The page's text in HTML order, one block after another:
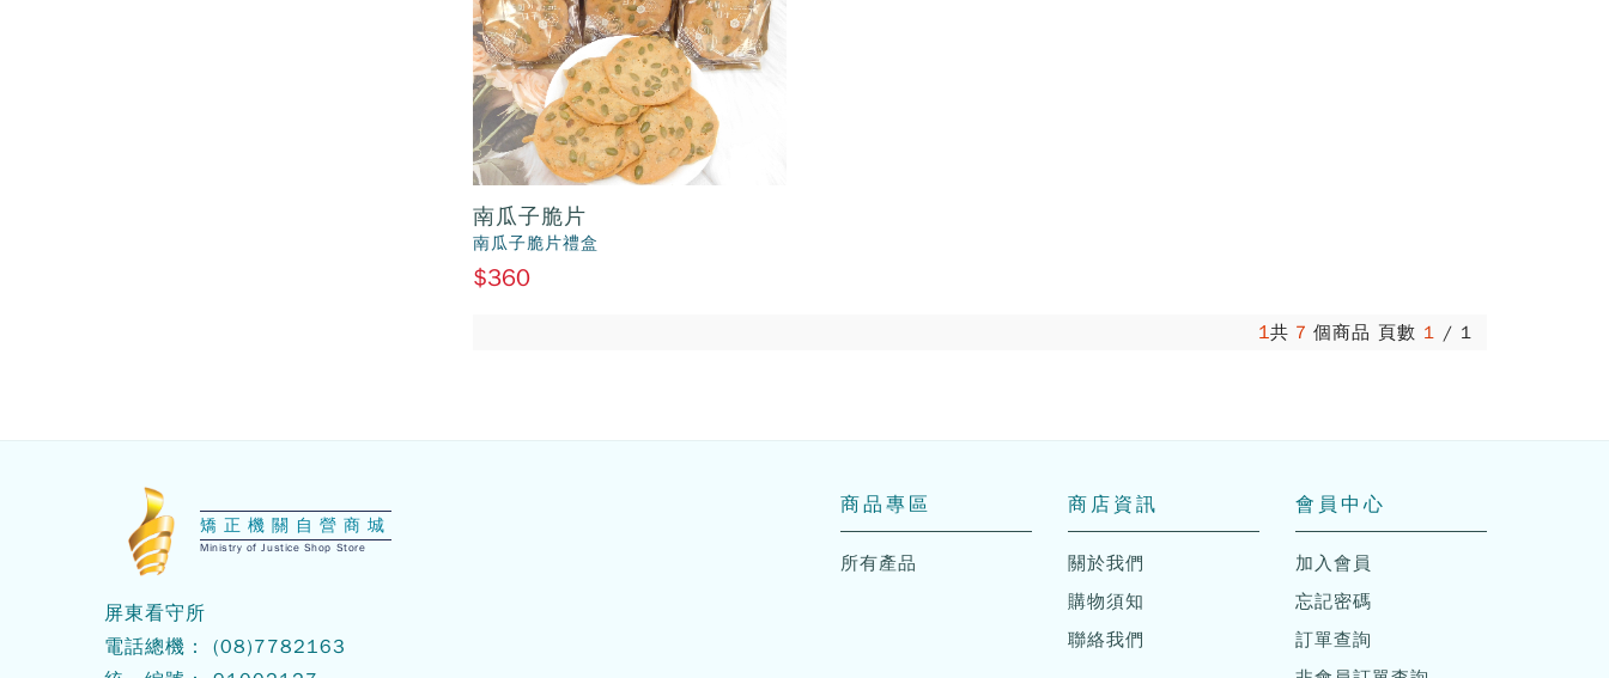
南瓜子脆片
南瓜子脆片禮盒
$360
1共 7 個商品 頁數 1 / 1
矯正機關自營商城
Ministry of Justice Shop Store
屏東看守所
電話總機： (08)7782163
商品專區
所有產品
商店資訊
關於我們
購物須知
聯絡我們
會員中心
加入會員
忘記密碼
訂單查詢